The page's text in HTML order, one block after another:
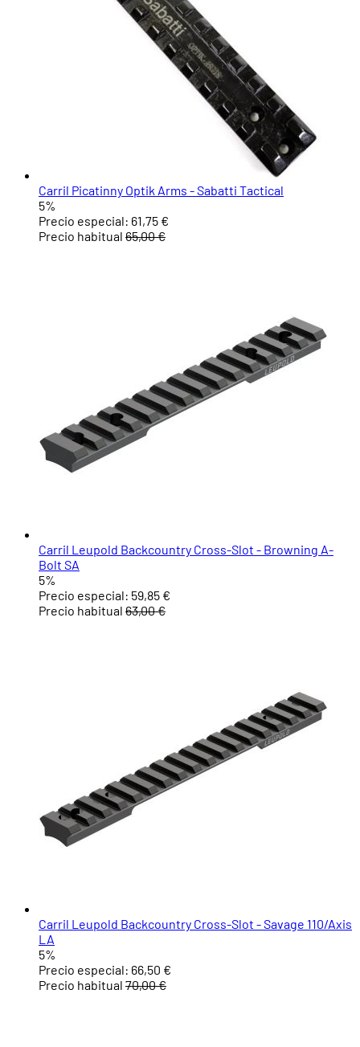
Carril Picatinny Optik Arms - Sabatti Tactical
5%
Precio especial: 61,75 €
Precio habitual 65,00 €
Carril Leupold Backcountry Cross-Slot - Browning A-
Bolt SA
5%
Precio especial: 59,85 €
Precio habitual 63,00 €
Carril Leupold Backcountry Cross-Slot - Savage 110/Axis
LA
5%
Precio especial: 66,50 €
Precio habitual 70,00 €